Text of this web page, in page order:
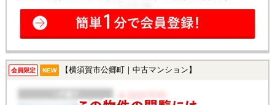
会員限定 NEW 【横須賀市公郷町｜中古マンション】